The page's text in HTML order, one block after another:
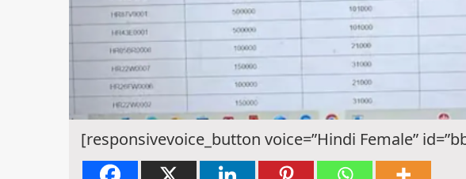
[responsivevoice_button voice=”Hindi Female”